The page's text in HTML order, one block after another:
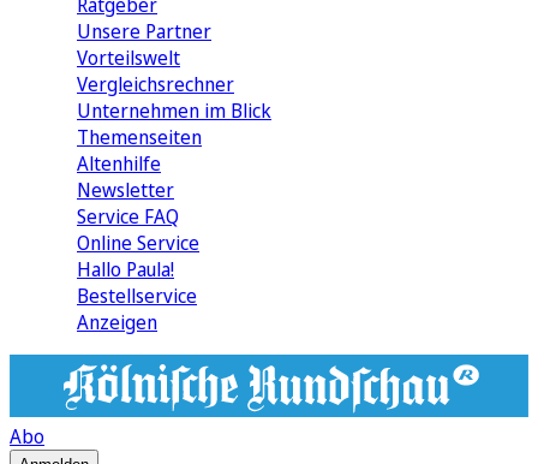
Unsere Partner
Vorteilswelt
Vergleichsrechner
Unternehmen im Blick
Themenseiten
Altenhilfe
Newsletter
Service FAQ
Online Service
Hallo Paula!
Bestellservice
Anzeigen
Abo